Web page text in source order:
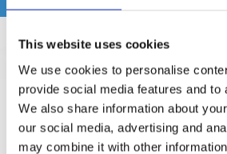
This website uses cookies
We use cookies to personalise
provide social media features and to
We also share information about
our social media, advertising and
may combine it with other